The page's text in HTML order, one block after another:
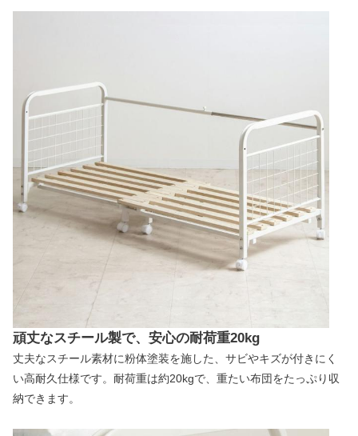
頑丈なスチール製で、安心の耐荷重20kg
丈夫なスチール素材に粉体塗装を施した、サビやキズが付きにく
い高耐久仕様です。耐荷重は約20kgで、重たい布団をたっぷり収
納できます。